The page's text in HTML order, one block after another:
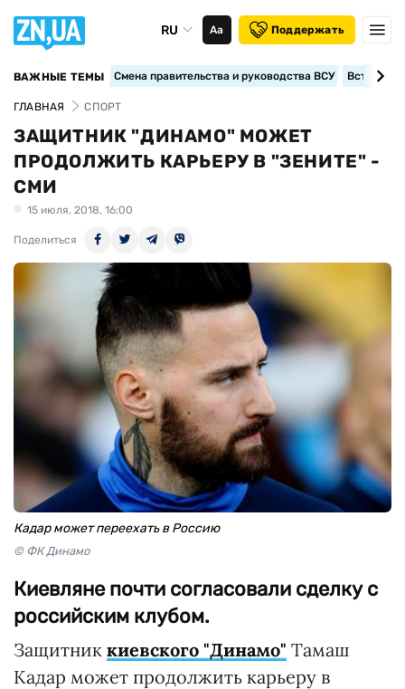
RU Аа Поддержать
ВАЖНЫЕ ТЕМЫ Смена правительства и руководства ВСУ
ГЛАВНАЯ СПОРТ
ЗАЩИТНИК "ДИНАМО" МОЖЕТ
ПРОДОЛЖИТЬ КАРЬЕРУ В "ЗЕНИТЕ" -
СМИ
15 июля, 2018, 16:00
Поделиться
Кадар может переехать в Россию
© ФК Динамо
Киевляне почти согласовали сделку с
российским клубом.
Защитник киевского "Динамо" Тамаш
Кадар может продолжить карьеру в